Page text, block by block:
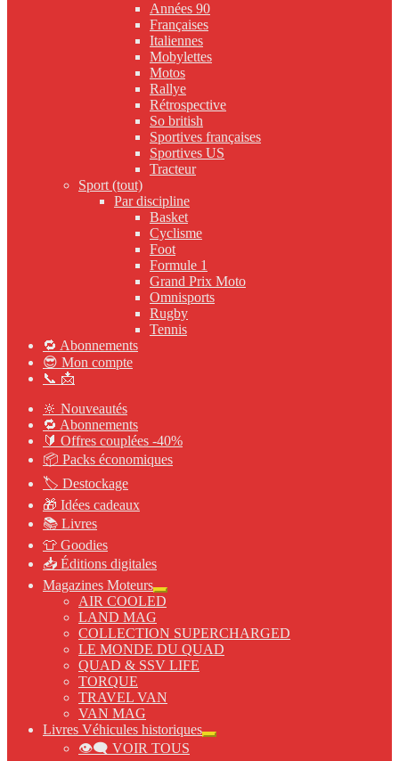
Années 90
Françaises
Italiennes
Mobylettes
Motos
Rallye
Rétrospective
So british
Sportives françaises
Sportives US
Tracteur
Sport (tout)
Par discipline
Basket
Cyclisme
Foot
Formule 1
Grand Prix Moto
Omnisports
Rugby
Tennis
🔁 Abonnements
😎 Mon compte
📞 📩
🔆 Nouveautés
🔁 Abonnements
🔰 Offres couplées -40%
📦 Packs économiques
🏷 Destockage
🎁 Idées cadeaux
📚 Livres
👕 Goodies
📥 Éditions digitales
Magazines Moteurs
Ouvrir
le
enfant
AIR COOLED
LAND MAG
COLLECTION SUPERCHARGED
LE MONDE DU QUAD
QUAD & SSV LIFE
TORQUE
TRAVEL VAN
VAN MAG
Livres Véhicules historiques
Ouvrir
👁‍🗨 VOIR TOUS